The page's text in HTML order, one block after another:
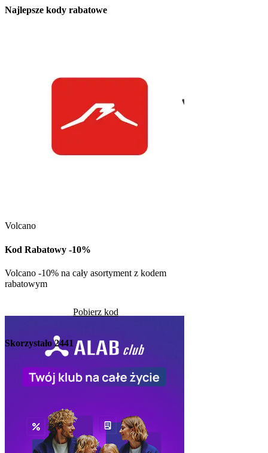
Najlepsze kody rabatowe
Volcano
Kod Rabatowy -10%
Volcano -10% na cały asortyment z kodem
rabatowym
Pobierz kod
Skorzystało2441